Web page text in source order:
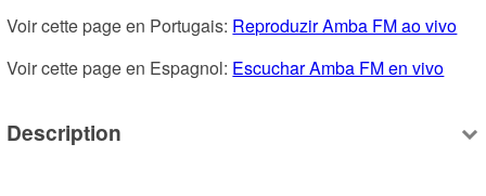
Voir cette page en Portugais: Reproduzir Amba FM ao vivo
Voir cette page en Espagnol: Escuchar Amba FM en vivo
Description